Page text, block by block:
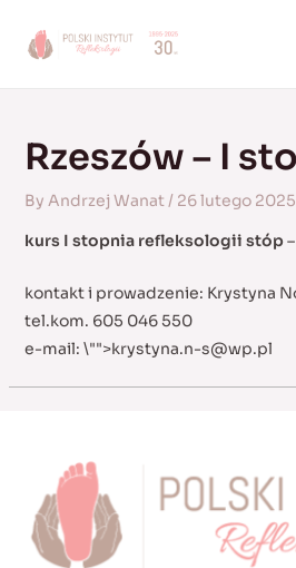
Rzeszów – I
By Andrzej Wanat/ 26 lutego 2025
kurs I stopnia refleksologii stóp
kontakt i prowadzenie: Krystyna
tel.kom. 605 046 550
e-mail: \"">krystyna.n-s@wp.pl